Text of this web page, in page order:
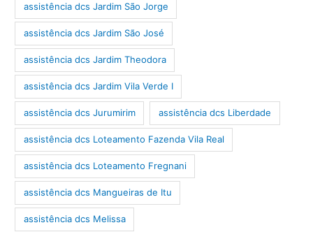
assistência dcs Jardim São Jorge
assistência dcs Jardim São José
assistência dcs Jardim Theodora
assistência dcs Jardim Vila Verde I
assistência dcs Jurumirim assistência dcs Liberdade
assistência dcs Loteamento Fazenda Vila Real
assistência dcs Loteamento Fregnani
assistência dcs Mangueiras de Itu
assistência dcs Melissa